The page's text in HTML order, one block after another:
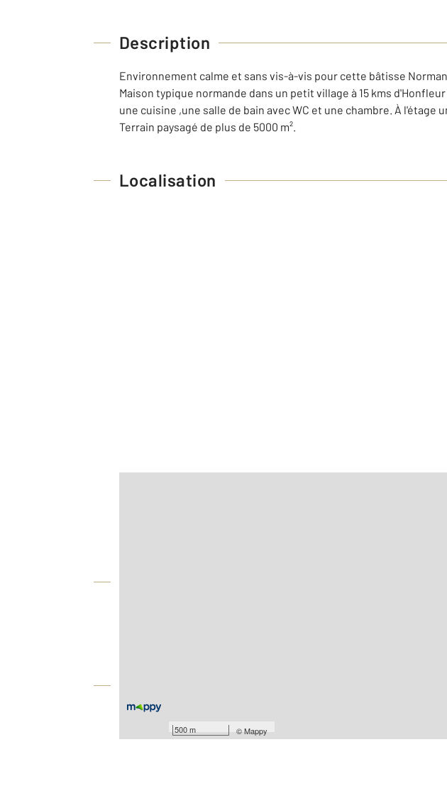
Description
Environnement calme et sans vis-à-vis pour cette bâtisse
Maison typique normande dans un petit village à 15 kms
une cuisine ,une salle de bain avec WC et une chambre. À
Terrain paysagé de plus de 5000 m².
Localisation
500 m ©Mappy